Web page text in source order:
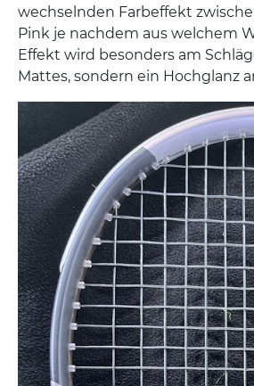
wechselnden Farbeffekt
Pink je nachdem aus welchem
Effekt wird besonders am
Mattes, sondern ein Hochglanz